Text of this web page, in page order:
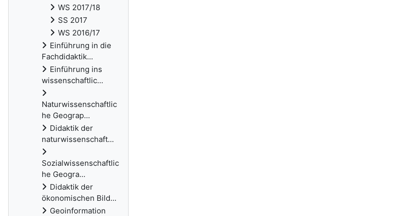
WS 2017/18
SS 2017
WS 2016/17
Einführung in die
Fachdidaktik...
Einführung ins
wissenschaftlic...
Naturwissenschaftlic
he Geograp...
Didaktik der
naturwissenschaft...
Sozialwissenschaftlic
he Geogra...
Didaktik der
ökonomischen Bild...
Geoinformation